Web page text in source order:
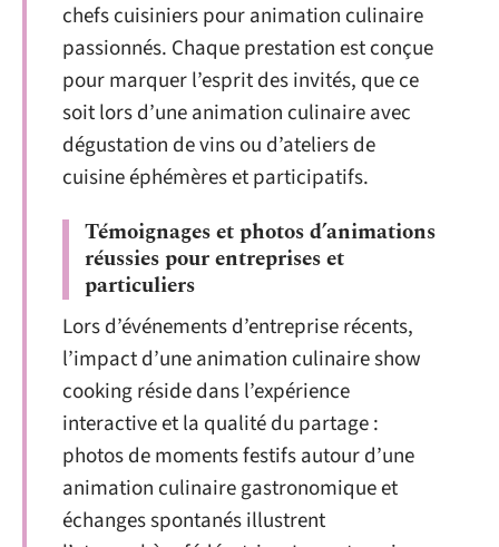
chefs cuisiniers pour animation culinaire
passionnés. Chaque prestation est conçue
pour marquer l’esprit des invités, que ce
soit lors d’une animation culinaire avec
dégustation de vins ou d’ateliers de
cuisine éphémères et participatifs.
Témoignages et photos d’animations
réussies pour entreprises et
particuliers
Lors d’événements d’entreprise récents,
l’impact d’une animation culinaire show
cooking réside dans l’expérience
interactive et la qualité du partage :
photos de moments festifs autour d’une
animation culinaire gastronomique et
échanges spontanés illustrent